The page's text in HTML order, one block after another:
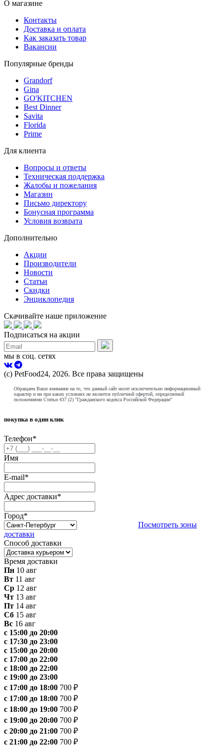
О магазине
Контакты
Доставка и оплата
Как заказать товар
Вакансии
Популярные бренды
Grandorf
Gina
GO'KITCHEN
Best Dinner
Savita
Florida
Prime
Для клиента
Вопросы и ответы
Техническая поддержка
Жалобы и пожелания
Магазин
Письмо директору
Бонусная программа
Условия возврата
Дополнительно
Акции
Производители
Новости
Статьи
Скидки
Энциклопедия
Скачивайте наше приложение
Подписаться на акции
мы в соц. сетях
(с) PetFood24, 2026. Все права защищены
Обращаем Ваше внимание на то, что данный сайт носит исключительно информационный
характер и ни при каких условиях не является публичной офертой, определяемой
положениями Статьи 437 (2) "Гражданского кодекса Российской Федерации"
покупка в один клик
Телефон*
Имя
E-mail*
Адрес доставки*
Город*
Посмотреть зоны
доставки
Способ доставки
Время доставки
Пн 10 авг
Вт 11 авг
Ср 12 авг
Чт 13 авг
Пт 14 авг
Сб 15 авг
Вс 16 авг
с 15:00 до 20:00
с 17:30 до 23:00
с 15:00 до 20:00
с 17:00 до 22:00
с 18:00 до 22:00
с 19:00 до 23:00
с 17:00 до 18:00 700 ₽
с 17:00 до 18:00 700 ₽
с 18:00 до 19:00 700 ₽
с 19:00 до 20:00 700 ₽
с 20:00 до 21:00 700 ₽
с 21:00 до 22:00 700 ₽